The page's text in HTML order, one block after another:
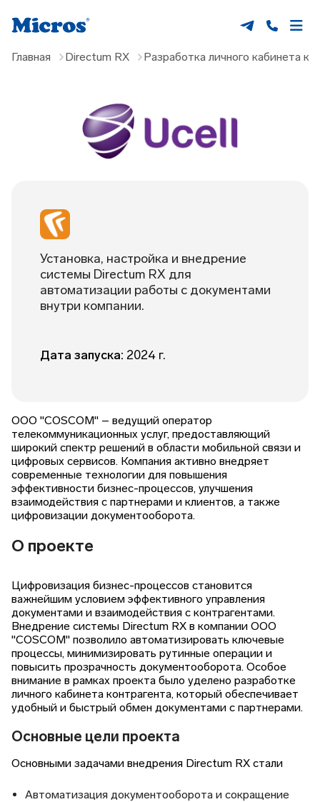
Главная Directum RX Разработка личного кабинета
Установка, настройка и внедрение
системы Directum RX для
автоматизации работы с документами
внутри компании.
Дата запуска: 2024 г.
ООО "COSCOM" – ведущий оператор
телекоммуникационных услуг, предоставляющий
широкий спектр решений в области мобильной связи и
цифровых сервисов. Компания активно внедряет
современные технологии для повышения
эффективности бизнес-процессов, улучшения
взаимодействия с партнерами и клиентов, а также
цифровизации документооборота.
О проекте
Цифровизация бизнес-процессов становится
важнейшим условием эффективного управления
документами и взаимодействия с контрагентами.
Внедрение системы Directum RX в компании ООО
"COSCOM" позволило автоматизировать ключевые
процессы, минимизировать рутинные операции и
повысить прозрачность документооборота. Особое
внимание в рамках проекта было уделено разработке
личного кабинета контрагента, который обеспечивает
удобный и быстрый обмен документами с партнерами.
Основные цели проекта
Основными задачами внедрения Directum RX стали
Автоматизация документооборота и сокращение